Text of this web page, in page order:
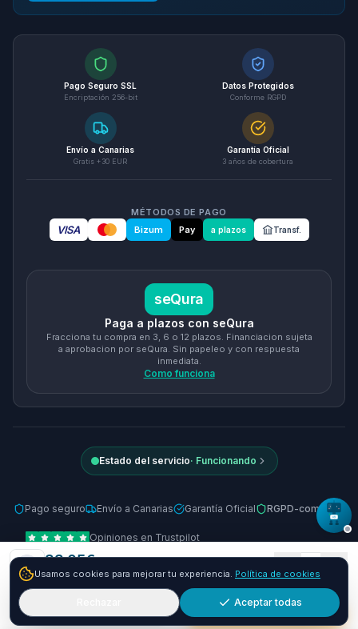
33.05€
Envío GRATIS 24-72h
Comprar ya
Pago Seguro SSL
Encriptación 256-bit
Datos Protegidos
Conforme RGPD
Envío a Canarias
Gratis +30 EUR
Garantía Oficial
3 años de cobertura
MÉTODOS DE PAGO
VISA Bizum Pay a plazos Transf.
seQura
Paga a plazos con seQura
Fracciona tu compra en 3, 6 o 12 plazos. Financiacion sujeta
a aprobacion por seQura. Sin papeleo y con respuesta
inmediata.
Como funciona
Estado del servicio· Funcionando
Pago seguro Envío a Canarias Garantía Oficial RGPD-compliant
Opiniones en Trustpilot
© 2026 Tienda Online Canarias.
Desarrollado por
Usamos cookies para mejorar tu experiencia. Política de cookies
Aceptar todas